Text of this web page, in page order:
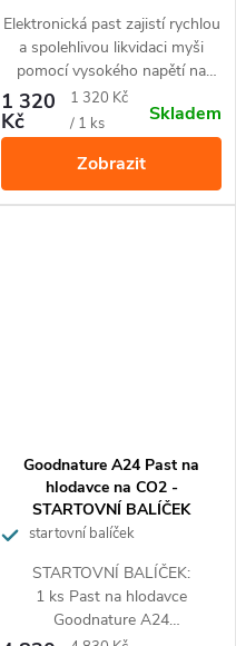
Elektronická past zajistí rychlou
a spolehlivou likvidaci myši
pomocí vysokého napětí na
profesionální úrovni.
1 320
Kč
Měrná
cena:
1 320 Kč
/ 1 ks
Skladem
Zobrazit
Goodnature A24 Past na
hlodavce na CO2 -
STARTOVNÍ BALÍČEK
startovní balíček
STARTOVNÍ BALÍČEK:
1 ks Past na hlodavce
Goodnature A24